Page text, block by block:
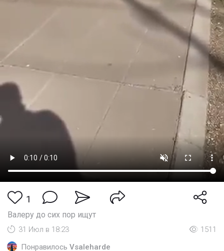
1
Валеру до сих пор ищут
31 Июл в 18:23
1511
Понравилось Vsaleharde